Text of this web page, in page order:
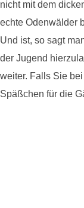
nicht mit dem
echte Odenwälder
Und ist, so sagt
der Jugend
weiter. Falls Sie
Späßchen für die